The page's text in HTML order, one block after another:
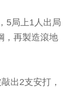
5局上1人出局
，再製造滾地
出2支安打，